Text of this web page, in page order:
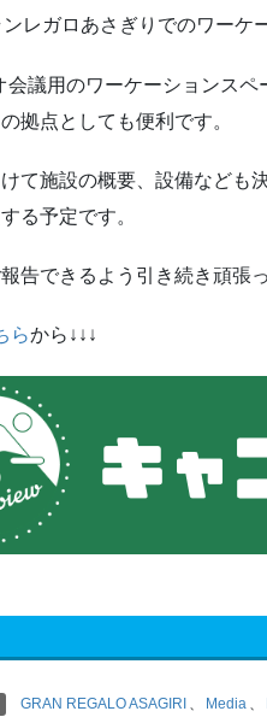
レガロあさぎりでのワーケ
会議用のワーケーションス
拠点としても便利です。
て施設の概要、設備なども
る予定です。
告できるよう引き続き頑張
らから↓↓↓
GRAN REGALO ASAGIRI 、 Media 、